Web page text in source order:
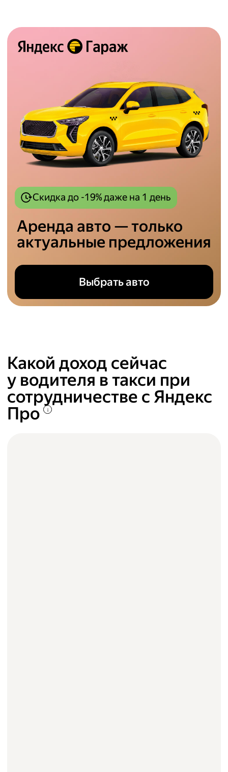
Скидка до -19% даже на 1 день
Аренда авто — только
актуальные предложения
Выбрать авто
Какой доход сейчас
у водителя в такси при
сотрудничестве с Яндекс
Про
i